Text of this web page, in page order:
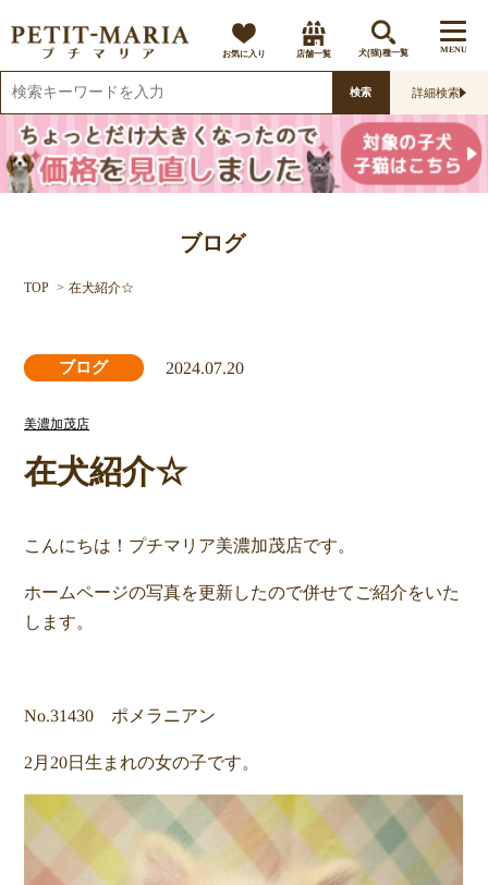
お気に入り 店舗一覧 犬(猫)種一覧 MENU
検索 詳細検索
ブログ
TOP 在犬紹介☆
ブログ 2024.07.20
美濃加茂店
在犬紹介☆
こんにちは！プチマリア美濃加茂店です。
ホームページの写真を更新したので併せてご紹介をいた
します。
No.31430 ポメラニアン
2月20日生まれの女の子です。